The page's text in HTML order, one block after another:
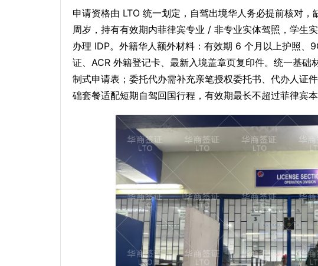
申请资格由 LTO 统一划定，自驾出境华人务必提前核对
周岁，持有有效期内菲律宾专业 / 非专业实体驾照，学生
办理 IDP。外籍华人额外材料：有效期 6 个月以上护照
证、ACR 外籍登记卡、最新入境盖章页复印件。统一基
制式申请表；委托代办需补充亲笔授权委托书、代办人证
础套餐适配短期自驾回国行程，有效期最长不超过菲律宾本